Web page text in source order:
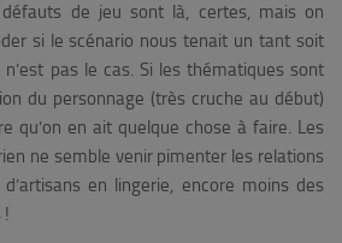
de jeu sont là, certes, mais on
si le scénario nous tenait un tant soit
pas le cas. Si les thématiques sont
du personnage (très cruche au début)
qu’on en ait quelque chose à faire. Les
ne semble venir pimenter les relations
en lingerie, encore moins des
!